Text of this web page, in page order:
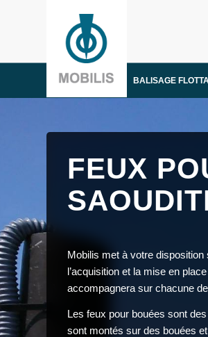
BALISAGE
FEUX
Mobilis met à votre
l’acquisition et la mise en
accompagnera sur chacune
Les feux pour bouées sont
sont montés sur des bouées